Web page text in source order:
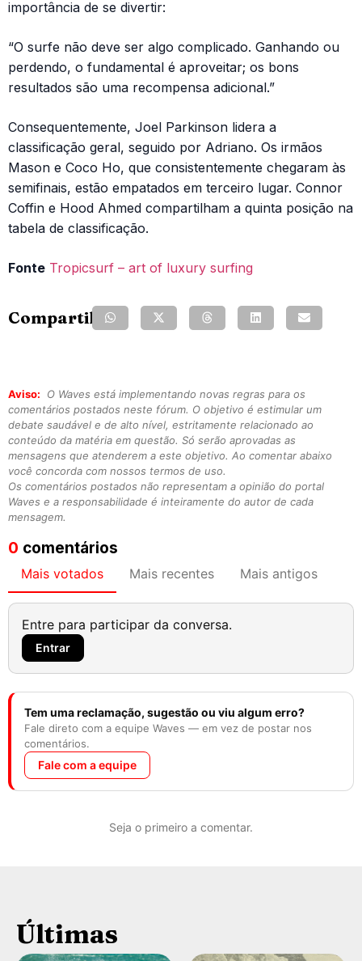
importância de se divertir:
“O surfe não deve ser algo complicado. Ganhando ou
perdendo, o fundamental é aproveitar; os bons
resultados são uma recompensa adicional.”
Consequentemente, Joel Parkinson lidera a
classificação geral, seguido por Adriano. Os irmãos
Mason e Coco Ho, que consistentemente chegaram às
semifinais, estão empatados em terceiro lugar. Connor
Coffin e Hood Ahmed compartilham a quinta posição na
tabela de classificação.
Fonte Tropicsurf – art of luxury surfing
Compartilhe:
Aviso:
O Waves está implementando novas regras para os
comentários postados neste fórum. O objetivo é estimular um
debate saudável e de alto nível, estritamente relacionado ao
conteúdo da matéria em questão. Só serão aprovadas as
mensagens que atenderem a este objetivo. Ao comentar abaixo
você concorda com nossos termos de uso.
Os comentários postados não representam a opinião do portal
Waves e a responsabilidade é inteiramente do autor de cada
mensagem.
0 comentários
Mais votados Mais recentes Mais antigos
Entre para participar da conversa.
Entrar
Tem uma reclamação, sugestão ou viu algum erro?
Fale direto com a equipe Waves — em vez de postar nos
comentários.
Fale com a equipe
Seja o primeiro a comentar.
Últimas